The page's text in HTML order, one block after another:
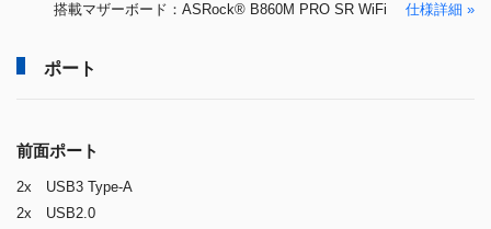
搭載マザーボード：ASRock® B860M PRO SR WiFi 仕様詳細 »
ポート
前面ポート
2x USB3 Type-A
2x USB2.0